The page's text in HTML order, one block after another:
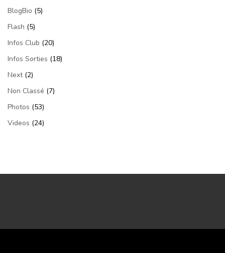
BlogBio (5)
Flash (5)
Infos Club (20)
Infos Sorties (18)
Next(2)
Non Classé (7)
Photos (53)
Videos (24)